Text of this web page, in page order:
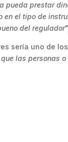
pueda prestar
el tipo de
del regulador
sería uno de
las personas